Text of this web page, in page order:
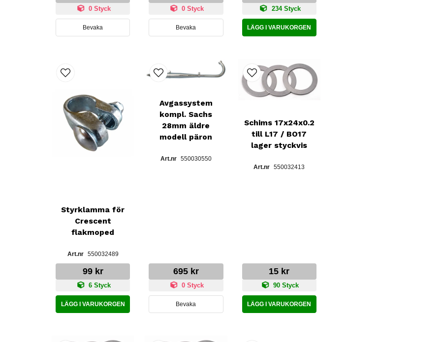
0 Styck
Bevaka
0 Styck
Bevaka
234 Styck
LÄGG I VARUKORGEN
Styrklamma för
Crescent
flakmoped
550032489
99 kr
6 Styck
LÄGG I VARUKORGEN
Avgassystem
kompl. Sachs
28mm äldre
modell päron
550030550
695 kr
0 Styck
Bevaka
Schims 17x24x0.2
till L17 / BO17
lager styckvis
550032413
15 kr
90 Styck
LÄGG I VARUKORGEN